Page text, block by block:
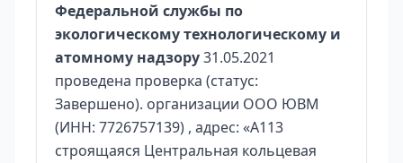
Федеральной службы по
экологическому технологическому и
атомному надзору31.05.2021
проведена проверка (статус:
Завершено). организации ООО ЮВМ
(ИНН: 7726757139) , адрес: «А113
строящаяся Центральная кольцевая